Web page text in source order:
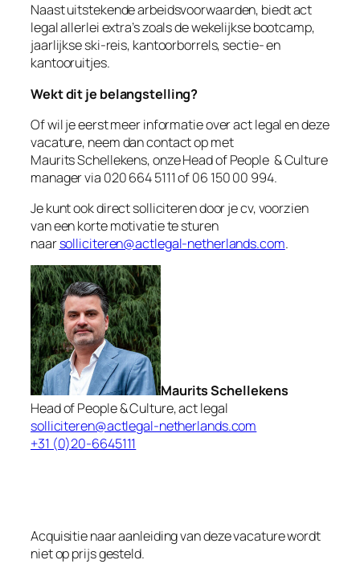
Naast uitstekende arbeidsvoorwaarden, biedt act
legal allerlei extra’s zoals de wekelijkse bootcamp,
jaarlijkse ski-reis, kantoorborrels, sectie- en
kantooruitjes.
Wekt dit je belangstelling?
Of wil je eerst meer informatie over act legal en deze
vacature, neem dan contact op met
Maurits Schellekens, onze Head of People & Culture
manager via 020 664 5111 of 06 150 00 994.
Je kunt ook direct solliciteren door je cv, voorzien
van een korte motivatie te sturen
naarsolliciteren@actlegal-netherlands.com.
Maurits Schellekens
Head of People & Culture, act legal
solliciteren@actlegal-netherlands.com
+31 (0)20-6645111
Acquisitie naar aanleiding van deze vacature wordt
niet op prijs gesteld.